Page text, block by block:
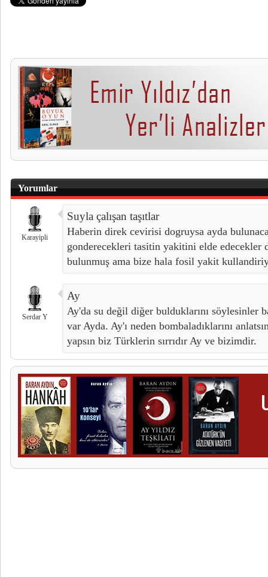
Yorumlar
Karayipli
Suyla çalışan taşıtlar
Haberin direk cevirisi dogruysa ayda
gonderecekleri tasitin yakitini elde edecekler
bulunmuş ama bize hala fosil yakit
Serdar Y
Ay
Ay'da su değil diğer bulduklarını söylesinler
var Ayda. Ay'ı neden bombaladıklarını
yapsın biz Türklerin sırrıdır Ay ve bizimdir.